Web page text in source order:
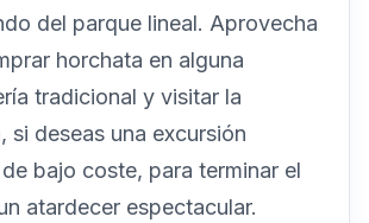
del parque lineal. Aprovecha
horchata en alguna
tradicional y visitar la
si deseas una excursión
bajo coste, para terminar el
atardecer espectacular.